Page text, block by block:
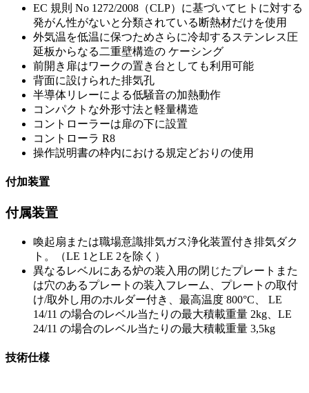
EC 規則 No 1272/2008（CLP）に基づいてヒトに対する
発がん性がないと分類されている断熱材だけを使用
外気温を低温に保つためさらに冷却するステンレス圧
延板からなる二重壁構造の ケーシング
前開き扉はワークの置き台としても利用可能
背面に設けられた排気孔
半導体リレーによる低騒音の加熱動作
コンパクトな外形寸法と軽量構造
コントローラーは扉の下に設置
コントローラ R8
操作説明書の枠内における規定どおりの使用
付加装置
付属装置
喚起扇または職場意識排気ガス浄化装置付き排気ダク
ト。（LE 1とLE 2を除く）
異なるレベルにある炉の装入用の閉じたプレートまた
は穴のあるプレートの装入フレーム、プレートの取付
け/取外し用のホルダー付き、最高温度 800°C、 LE
14/11 の場合のレベル当たりの最大積載重量 2kg、LE
24/11 の場合のレベル当たりの最大積載重量 3,5kg
技術仕様